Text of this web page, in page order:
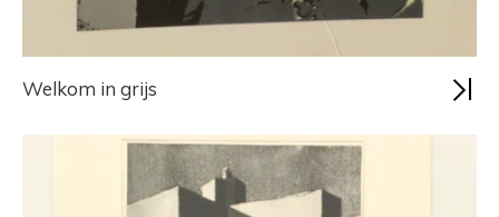
Welkom in grijs